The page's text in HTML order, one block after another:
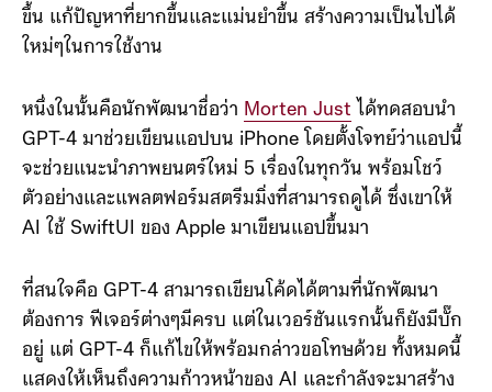
ขึ้น แก้ปัญหาที่ยากขึ้นและแม่นยำขึ้น สร้างความเป็นไปได้
ใหม่ๆในการใช้งาน
หนึ่งในนั้นคือนักพัฒนาชื่อว่า Morten Just ได้ทดสอบนำ
GPT-4 มาช่วยเขียนแอปบน iPhone โดยตั้งโจทย์ว่าแอปนี้
จะช่วยแนะนำภาพยนตร์ใหม่ 5 เรื่องในทุกวัน พร้อมโชว์
ตัวอย่างและแพลตฟอร์มสตรีมมิ่งที่สามารถดูได้ ซึ่งเขาให้
AI ใช้ SwiftUI ของ Apple มาเขียนแอปขึ้นมา
ที่สนใจคือ GPT-4 สามารถเขียนโค้ดได้ตามที่นักพัฒนา
ต้องการ ฟีเจอร์ต่างๆมีครบ แต่ในเวอร์ชันแรกนั้นก็ยังมีบั๊ก
อยู่ แต่ GPT-4 ก็แก้ไขให้พร้อมกล่าวขอโทษด้วย ทั้งหมดนี้
แสดงให้เห็นถึงความก้าวหน้าของ AI และกำลังจะมาสร้าง